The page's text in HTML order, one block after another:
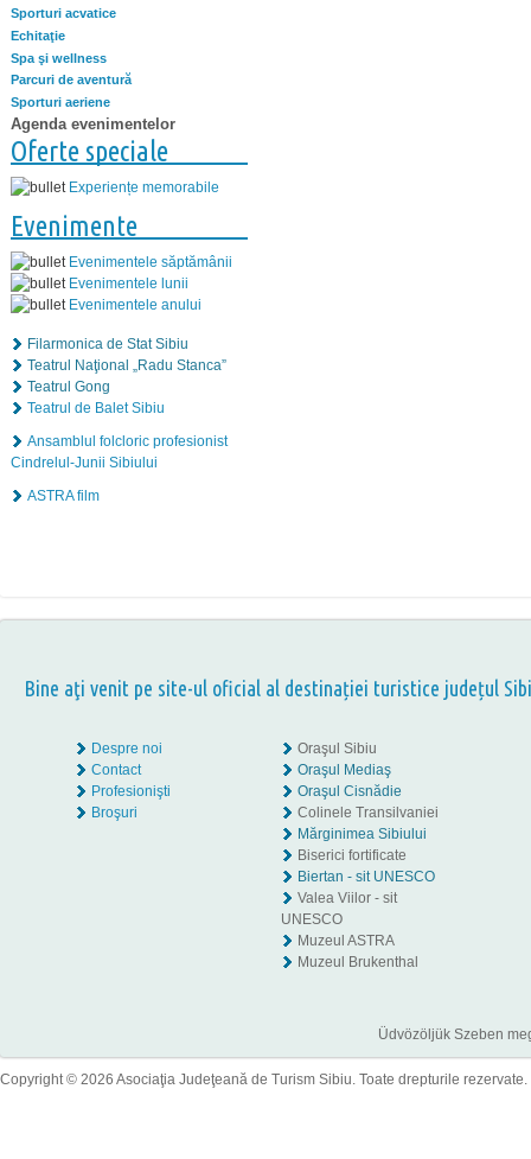
Sporturi acvatice
Echitaţie
Spa şi wellness
Parcuri de aventură
Sporturi aeriene
Agenda evenimentelor
Oferte speciale
Experiențe memorabile
Evenimente
Evenimentele săptămânii
Evenimentele lunii
Evenimentele anului
Filarmonica de Stat Sibiu
Teatrul Naţional „Radu Stanca”
Teatrul Gong
Teatrul de Balet Sibiu
Ansamblul folcloric profesionist
Cindrelul-Junii Sibiului
ASTRA film
Bine aţi venit pe site-ul oficial al destinației turistice județul
Despre noi
Contact
Profesionişti
Broşuri
Oraşul Sibiu
Oraşul Mediaş
Oraşul Cisnădie
Colinele Transilvaniei
Mărginimea Sibiului
Biserici fortificate
Biertan - sit UNESCO
Valea Viilor - sit
UNESCO
Muzeul ASTRA
Muzeul Brukenthal
Üdvözöljük Szeben
Copyright © 2026 Asociaţia Judeţeană de Turism Sibiu. Toate drepturile rezervate.